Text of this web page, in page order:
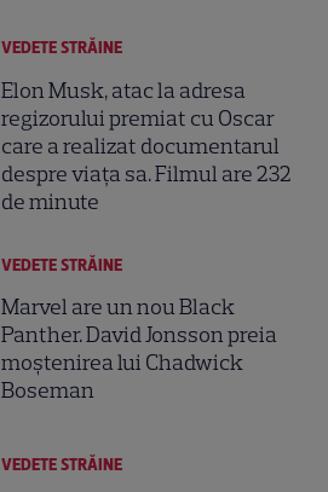
VEDETE STRĂINE
Elon Musk, atac la adresa
regizorului premiat cu Oscar
care a realizat documentarul
despre viața sa. Filmul are 232
de minute
VEDETE STRĂINE
Marvel are un nou Black
Panther. David Jonsson preia
moștenirea lui Chadwick
Boseman
VEDETE STRĂINE